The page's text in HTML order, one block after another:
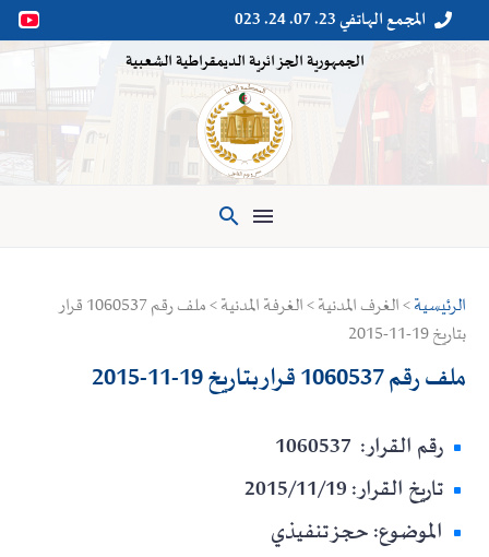

 المجمع الهاتفي 23. 07. 24. 023
الجمهورية الجزائرية الديمقراطية الشعبية

الرئيسية
> الغرف المدنية > الغرفة المدنية > ملف رقم 1060537 قرار
بتاريخ 19-11-2015
ملف رقم 1060537 قرار بتاريخ 19-11-2015
رقم القرار: 1060537
تاريخ القرار: 2015/11/19
الموضوع: حجز تنفيذي